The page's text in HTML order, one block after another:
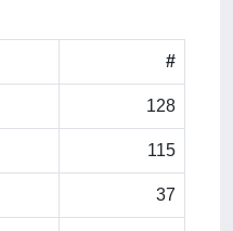
#
128
115
37